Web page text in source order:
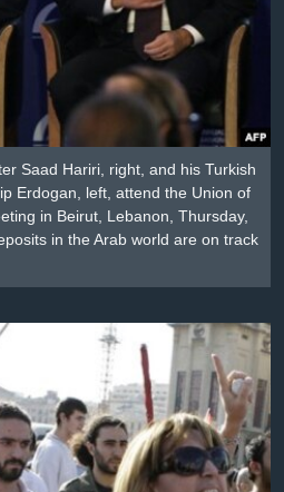
Saad Hariri, right, and his Turkish
Erdogan, left, attend the Union of
in Beirut, Lebanon, Thursday,
in the Arab world are on track